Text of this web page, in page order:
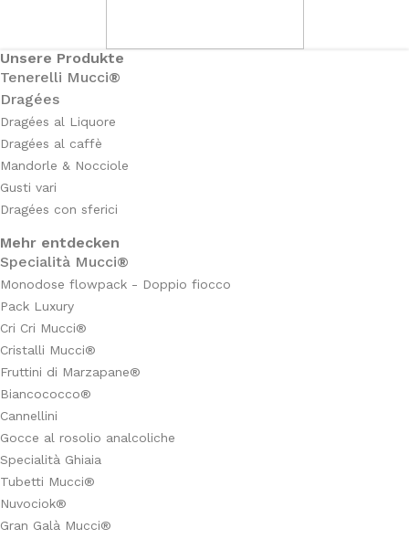
Unsere Produkte
Tenerelli Mucci®
Dragées
Dragées al Liquore
Dragées al caffè
Mandorle & Nocciole
Gusti vari
Dragées con sferici
Mehr entdecken
Specialità Mucci®
Monodose flowpack - Doppio fiocco
Pack Luxury
Cri Cri Mucci®
Cristalli Mucci®
Fruttini di Marzapane®
Biancococco®
Cannellini
Gocce al rosolio analcoliche
Specialità Ghiaia
Tubetti Mucci®
Nuvociok®
Gran Galà Mucci®